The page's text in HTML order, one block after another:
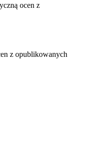
ocen z
z opublikowanych